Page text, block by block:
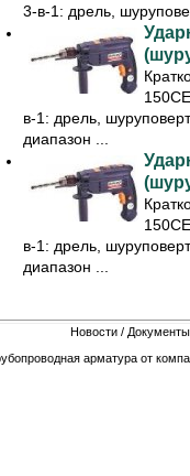
3-в-1: дрель,
в-1: дрель,
диапазон ...
в-1: дрель,
диапазон ...
Новости / Документы
арматура от